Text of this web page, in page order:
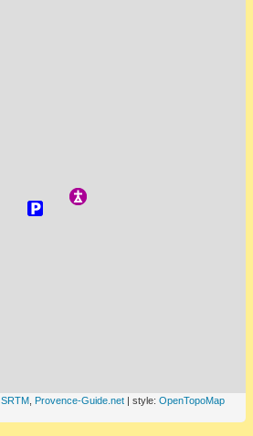
SRTM Provence-Guide.net | style: OpenTopoMap